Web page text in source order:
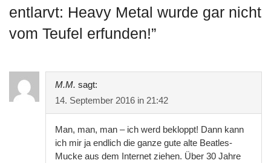
entlarvt: Heavy Metal wurde gar nicht
vom Teufel erfunden!”
M.M. sagt:
14. September 2016 in 21:42
Man, man, man – ich werd bekloppt! Dann kann
ich mir ja endlich die ganze gute alte Beatles-
Mucke aus dem Internet ziehen. Über 30 Jahre